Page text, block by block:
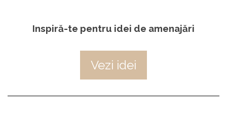
Inspiră-te pentru idei de amenajări
Vezi idei